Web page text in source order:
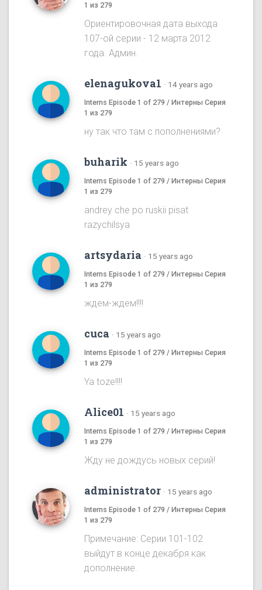
1 из 279
Ориентировочная дата выхода
107-ой серии - 12 марта 2012
года. Админ.
elenagukova1 · 14 years ago
Interns Episode 1 of 279 / Интерны Серия
1 из 279
ну так что там с пополнениями?
buharik · 15 years ago
Interns Episode 1 of 279 / Интерны Серия
1 из 279
andrey che po ruskii pisat
razychilsya
artsydaria · 15 years ago
Interns Episode 1 of 279 / Интерны Серия
1 из 279
ждем-ждем!!!!
cuca · 15 years ago
Interns Episode 1 of 279 / Интерны Серия
1 из 279
Ya toze!!!!
Alice01 · 15 years ago
Interns Episode 1 of 279 / Интерны Серия
1 из 279
Жду не дождусь новых серий!
administrator · 15 years ago
Interns Episode 1 of 279 / Интерны Серия
1 из 279
Примечание: Серии 101-102
выйдут в конце декабря как
дополнение.